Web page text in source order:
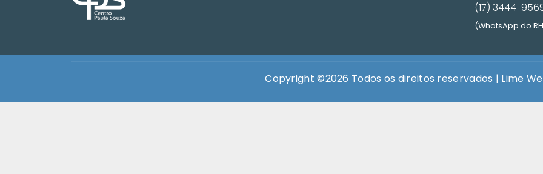
(17) 3444-
(WhatsApp do
Copyright ©2026 Todos os direitos reservados | Lime